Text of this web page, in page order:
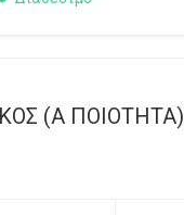
(Α ΠΟΙΟΤΗΤΑ)